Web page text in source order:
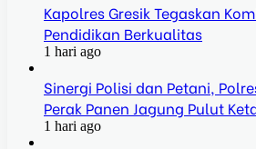
Kapolres Gresik Tegaskan
Pendidikan Berkualitas
1 hari ago
Sinergi Polisi dan Petani,
Perak Panen Jagung Pulut
1 hari ago